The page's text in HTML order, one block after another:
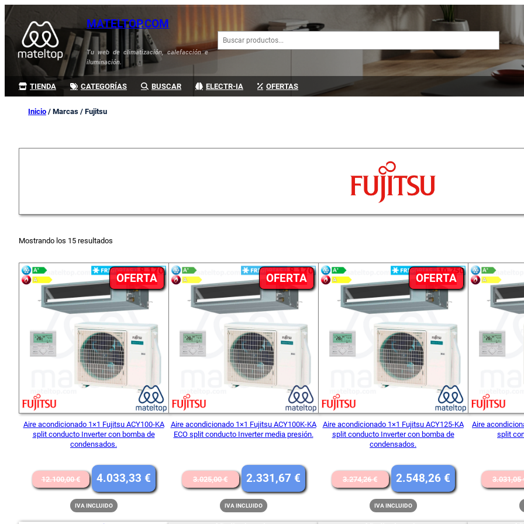
MATELTOP.COM
Tu web de climatización, calefacción e
iluminación.
u
a
r
TIENDA CATEGORÍAS BUSCAR ELECTR-IA OFERTAS
Inicio / Marcas / Fujitsu
Mostrando los 15 resultados
OFERTAPRODUCTO
EN
OFERTA
Aire acondicionado 1×1 Fujitsu ACY100-KA
split conducto Inverter con bomba de
condensados.
12.100,00€
El
precio
original
4.033,33 € El
precio
IVA INCLUIDO
OFERTAPRODUCTO
EN
OFERTA
Aire acondicionado 1×1 Fujitsu ACY100K-KA
ECO split conducto Inverter media presión.
3.025,00€
El
precio
original
2.331,67 € El
precio
IVA INCLUIDO
OFERTAPRODUCTO
EN
OFERTA
Aire acondicionado 1×1 Fujitsu ACY125-KA
split conducto Inverter con bomba de
condensados.
3.274,26€
El
precio
original
2.548,26 € El
precio
IVA INCLUIDO
Aire
split
3.031,05